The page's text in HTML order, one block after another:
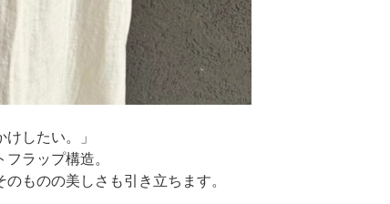
したい。」
ラップ構造。
ものの美しさも引き立ちます。